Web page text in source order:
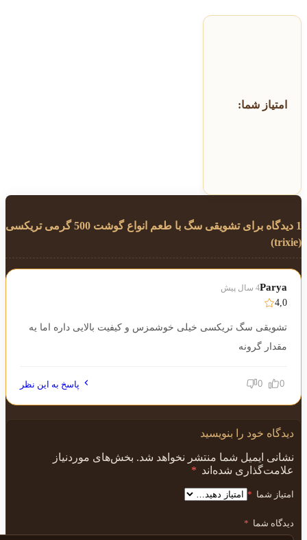
امتیاز شما:
1 دیدگاه برای
تشویقی سگ با طعم انواع گوشت 500 گرمی تریکسی
(trixie)
Parya4 سال پیش
4,0
تشویقی سگ تریکسی خیلی خوشمزس و کیفیت بالایی داره اما یه
مقدار گرونه
0
0 پاسخ به این نظر
دیدگاه خود را بنویسید
نشانی ایمیل شما منتشر نخواهد شد. بخش‌های موردنیاز
علامت‌گذاری شده‌اند *
امتیاز شما *
دیدگاه شما *